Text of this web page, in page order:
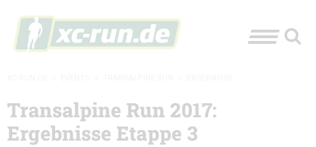
Transalpine Run 2017:
Ergebnisse Etappe 3